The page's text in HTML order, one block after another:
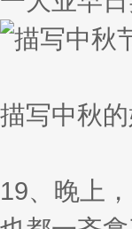
描写中秋
19、晚上